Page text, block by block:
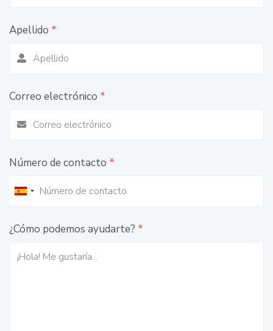
Apellido *
Correo electrónico *
Número de contacto *
¿Cómo podemos ayudarte? *